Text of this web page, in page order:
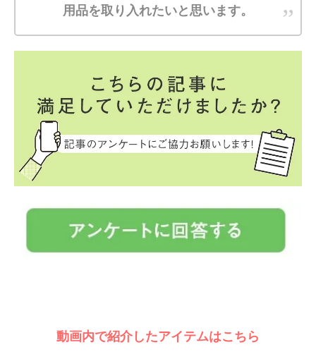
用品を取り入れたいと思います。
動画内で紹介したアイテムはこちら